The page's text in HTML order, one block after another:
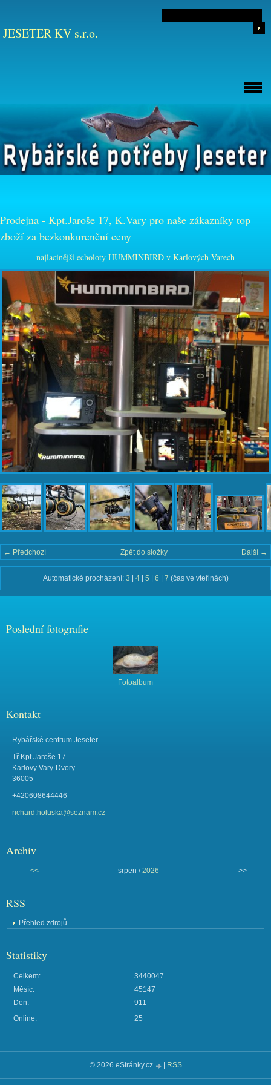
JESETER KV s.r.o.
Prodejna - Kpt.Jaroše 17, K.Vary pro naše zákazníky top
zboží za bezkonkurenční ceny
najlacinější echoloty HUMMINBIRD v Karlových Varech
← Předchozí Další →
Zpět do složky
Automatické procházení: 3 | 4| 5 | 6 | 7 (čas ve vteřinách)
Poslední fotografie
Fotoalbum
Kontakt
Rybářské centrum Jeseter
Tř.Kpt.Jaroše 17
Karlovy Vary-Dvory
36005
+420608644446
richard.holuska@seznam.cz
Archiv
<< srpen /2026 >>
RSS
Přehled zdrojů
Statistiky
Online: 25
Celkem:
3440047
Měsíc:
45147
Den:
911
© 2026 eStránky.cz | RSS